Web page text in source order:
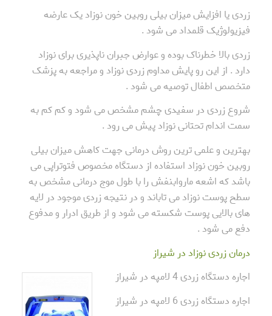
زردی یا افزایش میزان بیلی روبین خون نوزاد یک عارضه
فیزیولوژیک قلمداد می شود .
زردی بالا خطرناک بوده و عوارض جبران ناپذیری برای نوزاد
دارد . از این رو پایش مداوم زردی نوزاد و مراجعه به پزشک
متخصص اطفال توصیه می شود .
شروع زردی در سفیدی چشم مشخص می شود و کم کم به
سمت اندام تحتانی نوزاد پیش می رود .
بهترین و علمی ترین روش درمانی جهت کاهش میزان بیلی
روبین خون نوزاد استفاده از دستگاه مخصوص فتوتراپی می
باشد که اشعه ماروابنفش را با طول موج درمانی مشخص به
سطح پوست نوزاد می تاباند و در نتیجه زردی موجود در لایه
های بالایی پوست شکسته می شود و از طریق ادرار و مدفوع
دفع می شود .
درمان زردی نوزاد در شیراز
اجاره دستگاه زردی 4 لامپه در شیراز
اجاره دستگاه زردی 6 لامپه در شیراز